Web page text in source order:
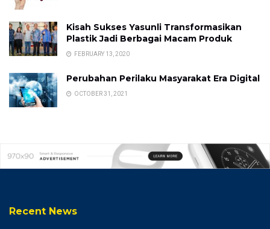
Kisah Sukses Yasunli Transformasikan
Plastik Jadi Berbagai Macam Produk
FEBRUARY 13, 2020
Perubahan Perilaku Masyarakat Era Digital
OCTOBER 31, 2021
Recent News